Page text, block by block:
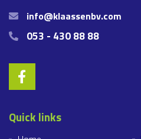
info@klaassenbv.com
053 - 430 88 88
Quick links